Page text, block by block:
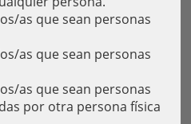
as que sean personas
as que sean personas
as que sean personas
por otra persona física